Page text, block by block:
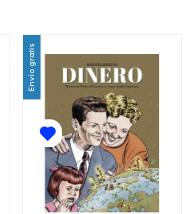
Envío gratis